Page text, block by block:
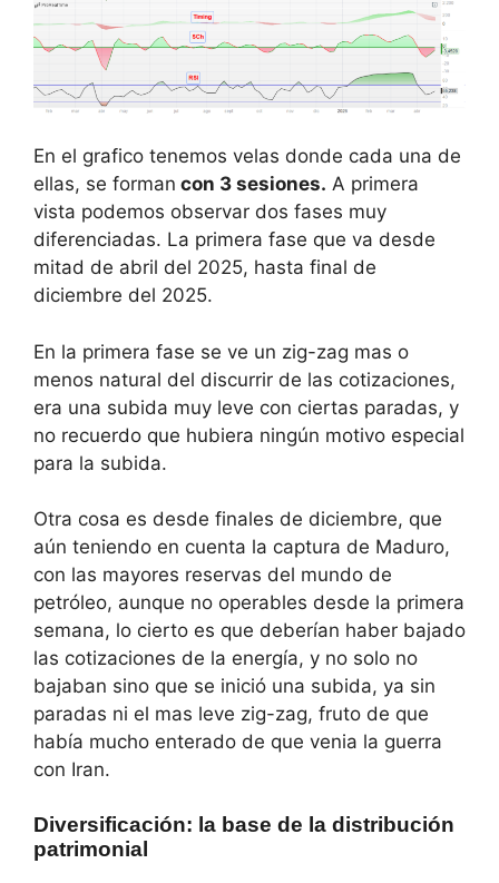
En el grafico tenemos velas donde cada una de
ellas, se forman con 3 sesiones. A primera
vista podemos observar dos fases muy
diferenciadas. La primera fase que va desde
mitad de abril del 2025, hasta final de
diciembre del 2025.
En la primera fase se ve un zig-zag mas o
menos natural del discurrir de las cotizaciones,
era una subida muy leve con ciertas paradas, y
no recuerdo que hubiera ningún motivo especial
para la subida.
Otra cosa es desde finales de diciembre, que
aún teniendo en cuenta la captura de Maduro,
con las mayores reservas del mundo de
petróleo, aunque no operables desde la primera
semana, lo cierto es que deberían haber bajado
las cotizaciones de la energía, y no solo no
bajaban sino que se inició una subida, ya sin
paradas ni el mas leve zig-zag, fruto de que
había mucho enterado de que venia la guerra
con Iran.
Diversificación: la base de la distribución
patrimonial